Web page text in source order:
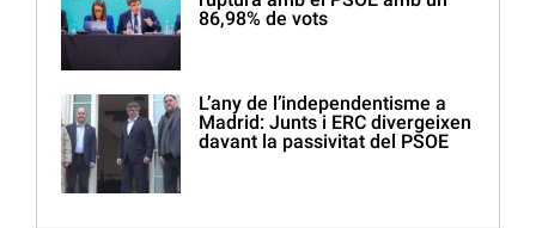
86,98% de vots
L’any de l’independentisme a
Madrid: Junts i ERC divergeixen
davant la passivitat del PSOE